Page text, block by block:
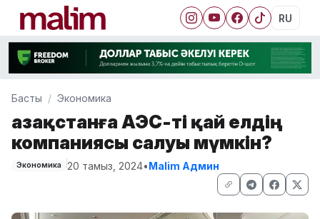
RU
Басты Экономика
Қазақстанға АЭС-ті қай елдің
компаниясы салуы мүмкін?
Экономика 20 тамыз, 2024•Malim Админ